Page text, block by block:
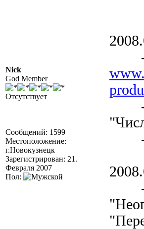
Nick
God Member
Отсутствует
Сообщений: 1599
Местоположение:
г.Новокузнецк
Зарегистрирован: 21.
Февраля 2007
Пол:
-
-
-
-